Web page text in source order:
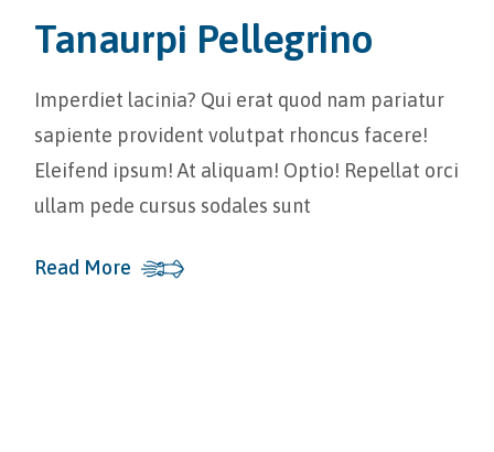
Tanaurpi Pellegrino
Imperdiet lacinia? Qui erat quod nam pariatur
sapiente provident volutpat rhoncus facere!
Eleifend ipsum! At aliquam! Optio! Repellat orci
ullam pede cursus sodales sunt
Read More